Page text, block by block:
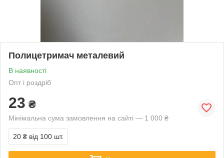
Полицетримач металевий
В наявності
Опт і роздріб
23 ₴
Мінімальна сума замовлення на сайті — 1 000 ₴
20 ₴ від 100 шт.